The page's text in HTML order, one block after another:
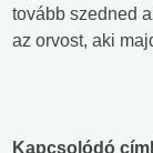
tovább szedned
az orvost, aki
Kapcsolódó